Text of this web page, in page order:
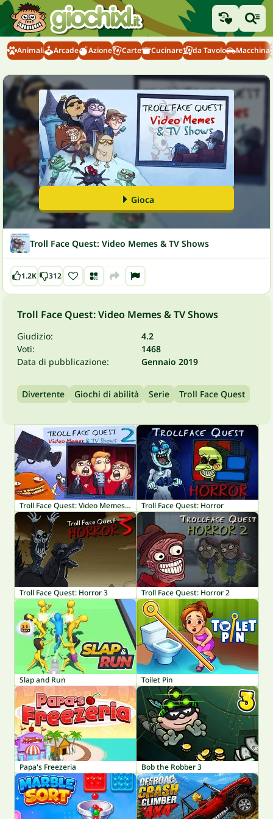
Animali Arcade Azione Carte Cucinare da Tavolo Macchina
Gioca
Troll Face Quest: Video Memes & TV Shows
1.2K 312
Troll Face Quest: Video Memes & TV Shows
Giudizio:
4.2
Voti:
1468
Data di pubblicazione:
Gennaio 2019
Divertente Giochi di abilità Serie Troll Face Quest
Troll Face Quest: Video Memes & TV Shows Part 2 Troll Face Quest: Horror
Troll Face Quest: Horror 3 Troll Face Quest: Horror 2
Slap and Run Toilet Pin
Papa's Freezeria Bob the Robber 3